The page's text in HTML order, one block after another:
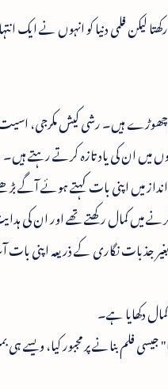
فلمی دنیا کو انہوں نے ایک
ہیں۔ رشی کیش مکرجی،
ان کی یاد تازہ کرتے رہتے ہیں۔
میں اپنی بات کہتے ہوئے آگے
میں کمال رکھتے تھے اور ان کی
جذبات نگاری کے ذریعہ اپنی
دکھایا ہے۔
فلم بنانے پر مجبور کیا، ویسے